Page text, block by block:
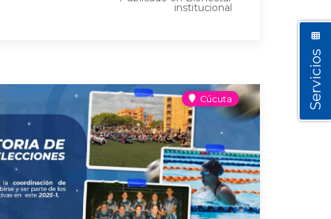
institucional
Cúcuta Servicios